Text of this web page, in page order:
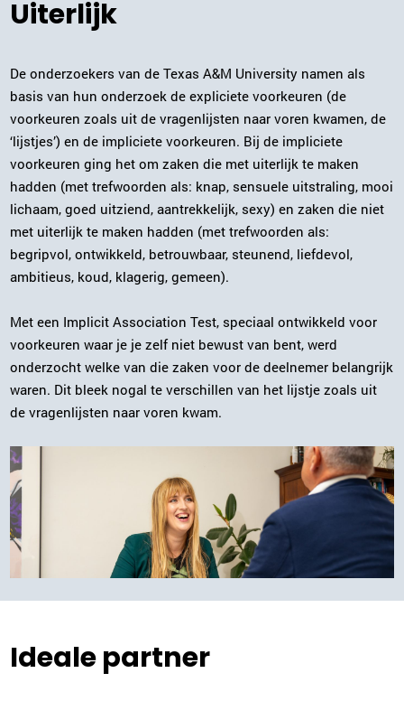
Uiterlijk
De onderzoekers van de Texas A&M University namen als
basis van hun onderzoek de expliciete voorkeuren (de
voorkeuren zoals uit de vragenlijsten naar voren kwamen, de
‘lijstjes’) en de impliciete voorkeuren. Bij de impliciete
voorkeuren ging het om zaken die met uiterlijk te maken
hadden (met trefwoorden als: knap, sensuele uitstraling, mooi
lichaam, goed uitziend, aantrekkelijk, sexy) en zaken die niet
met uiterlijk te maken hadden (met trefwoorden als:
begripvol, ontwikkeld, betrouwbaar, steunend, liefdevol,
ambitieus, koud, klagerig, gemeen).
Met een Implicit Association Test, speciaal ontwikkeld voor
voorkeuren waar je je zelf niet bewust van bent, werd
onderzocht welke van die zaken voor de deelnemer belangrijk
waren. Dit bleek nogal te verschillen van het lijstje zoals uit
de vragenlijsten naar voren kwam.
Ideale partner